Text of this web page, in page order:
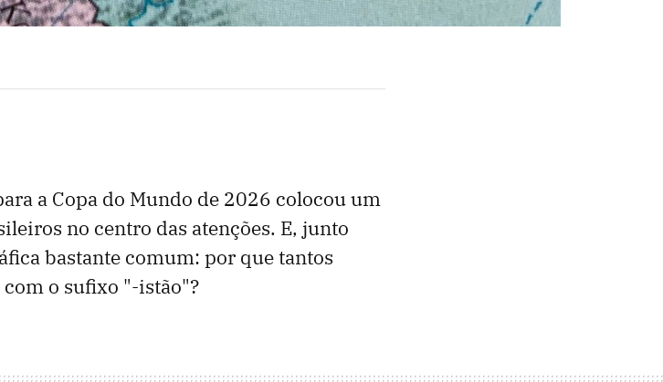
a Copa do Mundo de 2026 colocou um
no centro das atenções. E, junto
bastante comum: por que tantos
o sufixo "-istão"?